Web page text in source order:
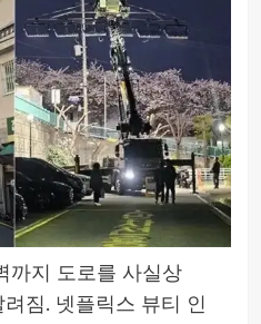
까지 도로를 사실상
짐. 넷플릭스 뷰티 인